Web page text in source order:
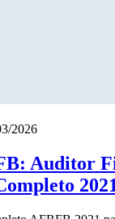
2026
Auditor